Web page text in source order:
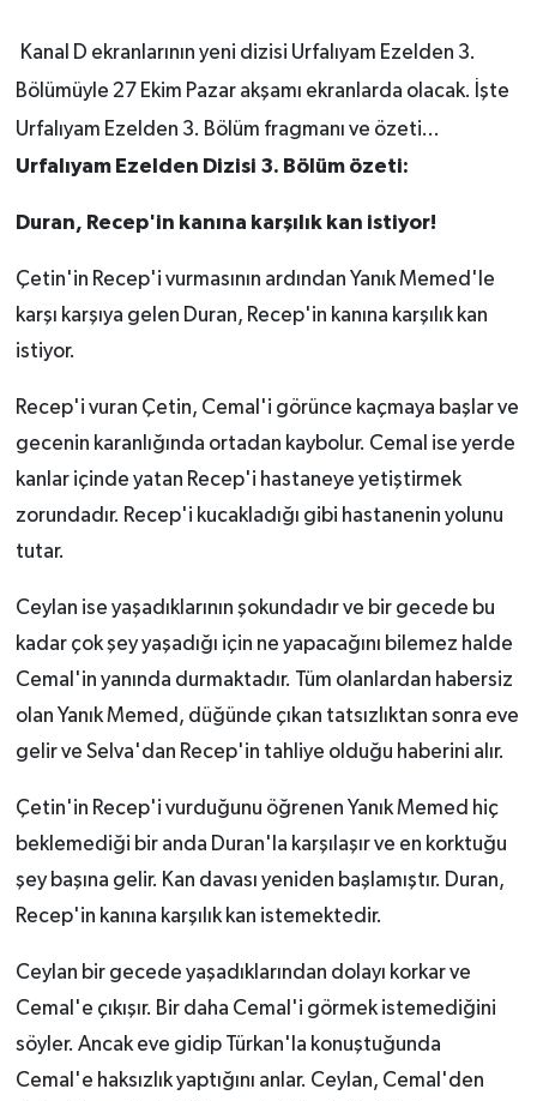
Kanal D ekranlarının yeni dizisi Urfalıyam Ezelden 3.
Bölümüyle 27 Ekim Pazar akşamı ekranlarda olacak. İşte
Urfalıyam Ezelden 3. Bölüm fragmanı ve özeti...
Urfalıyam Ezelden Dizisi 3. Bölüm özeti:
Duran, Recep'in kanına karşılık kan istiyor!
Çetin'in Recep'i vurmasının ardından Yanık Memed'le
karşı karşıya gelen Duran, Recep'in kanına karşılık kan
istiyor.
Recep'i vuran Çetin, Cemal'i görünce kaçmaya başlar ve
gecenin karanlığında ortadan kaybolur. Cemal ise yerde
kanlar içinde yatan Recep'i hastaneye yetiştirmek
zorundadır. Recep'i kucakladığı gibi hastanenin yolunu
tutar.
Ceylan ise yaşadıklarının şokundadır ve bir gecede bu
kadar çok şey yaşadığı için ne yapacağını bilemez halde
Cemal'in yanında durmaktadır. Tüm olanlardan habersiz
olan Yanık Memed, düğünde çıkan tatsızlıktan sonra eve
gelir ve Selva'dan Recep'in tahliye olduğu haberini alır.
Çetin'in Recep'i vurduğunu öğrenen Yanık Memed hiç
beklemediği bir anda Duran'la karşılaşır ve en korktuğu
şey başına gelir. Kan davası yeniden başlamıştır. Duran,
Recep'in kanına karşılık kan istemektedir.
Ceylan bir gecede yaşadıklarından dolayı korkar ve
Cemal'e çıkışır. Bir daha Cemal'i görmek istemediğini
söyler. Ancak eve gidip Türkan'la konuştuğunda
Cemal'e haksızlık yaptığını anlar. Ceylan, Cemal'den